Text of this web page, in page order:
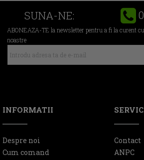
SUNA-NE:
ABONEAZA-TE la newsletter pentru a fi la curent
noastre
INFORMATII
Despre noi
Cum comand
Contact
ANPC